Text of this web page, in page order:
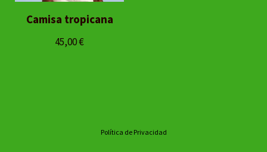
Camisa tropicana
45,00€
Política de Privacidad